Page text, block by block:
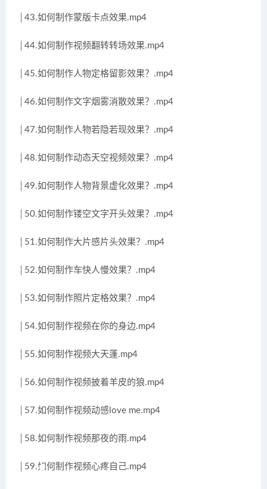
│43.如何制作蒙版卡点效果.mp4
│44.如何制作视频翻转转场效果.mp4
│45.如何制作人物定格留影效果？.mp4
│46.如何制作文字烟雾消散效果？.mp4
│47.如何制作人物若隐若现效果？.mp4
│48.如何制作动态天空视频效果？.mp4
│49.如何制作人物背景虚化效果？.mp4
│50.如何制作镂空文字开头效果？.mp4
│51.如何制作大片感片头效果？.mp4
│52.如何制作车快人慢效果？.mp4
│53.如何制作照片定格效果？.mp4
│54.如何制作视频在你的身边.mp4
│55.如何制作视频大天蓬.mp4
│56.如何制作视频披着羊皮的狼.mp4
│57.如何制作视频动感love me.mp4
│58.如何制作视频那夜的雨.mp4
│59.如何制作视频心疼自己.mp4